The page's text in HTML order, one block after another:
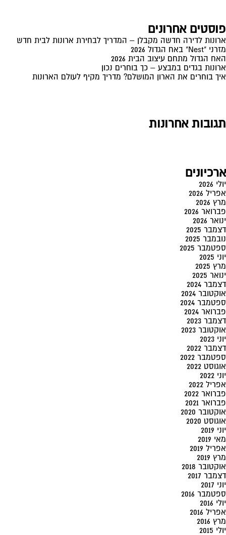
פוסטים אחרונים
ארונות לדירה חדשה מקבלן – המדריך לבחירת ארונות לבית חדש
מזרני "Nest" באח הגדול 2026
האח הגדול מתחם עיצוב הבית 2026
ארונות בגדים במבצע – כך בוחרים נכון
איך בוחרים את הארון המושלם? מדריך מקיף לעולם הארונות
תגובות אחרונות
ארכיונים
יולי 2026
אפריל 2026
מרץ 2026
פברואר 2026
ינואר 2026
דצמבר 2025
נובמבר 2025
ספטמבר 2025
יוני 2025
מרץ 2025
ינואר 2025
דצמבר 2024
אוקטובר 2024
ספטמבר 2024
פברואר 2024
דצמבר 2023
אוקטובר 2023
יוני 2023
דצמבר 2022
ספטמבר 2022
אוגוסט 2022
יוני 2022
אפריל 2022
פברואר 2022
פברואר 2021
אוקטובר 2020
אוגוסט 2020
יוני 2019
מאי 2019
אפריל 2019
מרץ 2019
אוקטובר 2018
דצמבר 2017
יוני 2017
ספטמבר 2016
יולי 2016
אפריל 2016
מרץ 2016
יולי 2015